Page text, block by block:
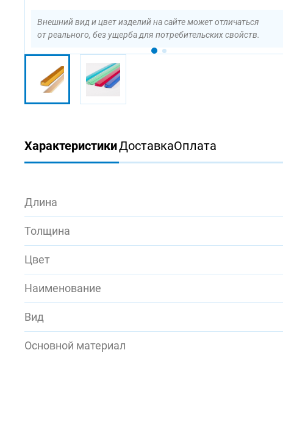
Внешний вид и цвет изделий на сайте может отличаться
от реального, без ущерба для потребительских свойств.
ХарактеристикиДоставкаОплата
Длина
Толщина
Цвет
Наименование
Вид
Основной материал